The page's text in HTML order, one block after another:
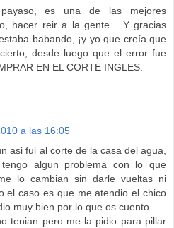
es una de las mejores
hacer reir a la gente... Y gracias
babando, ¡y yo que creía que
desde luego que el error fue
EN EL CORTE INGLES.
a las 16:05
asi fui al corte de la casa del agua,
algun problema con lo que
lo cambian sin darle vueltas ni
el caso es que me atendio el chico
muy bien por lo que os cuento.
tenian pero me la pidio para pillar